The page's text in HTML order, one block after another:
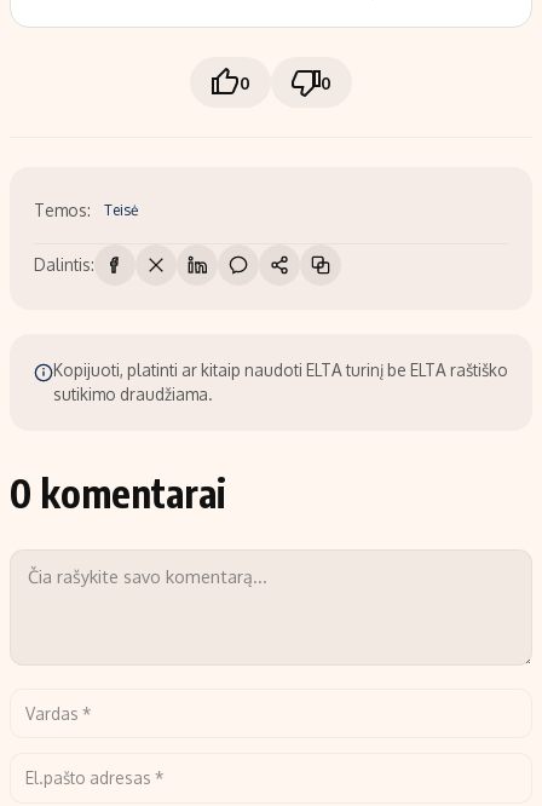
0 0
Temos: Teisė
Dalintis:
Kopijuoti, platinti ar kitaip naudoti ELTA turinį be ELTA raštiško
sutikimo draudžiama.
0 komentarai